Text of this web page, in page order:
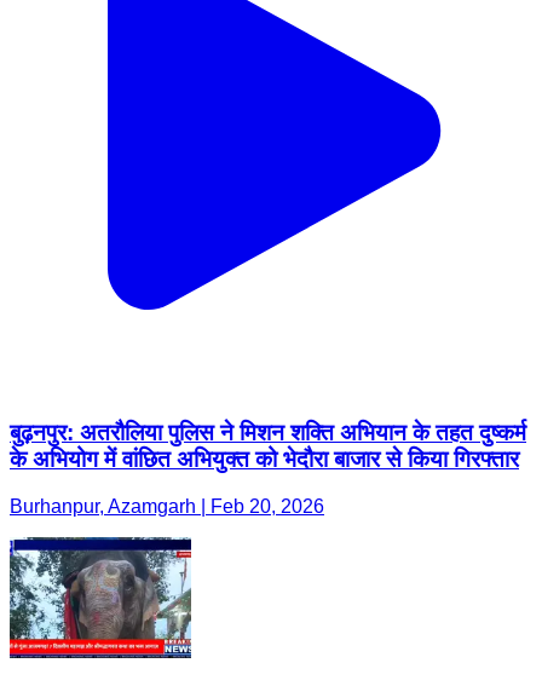
बुढ़नपुर: अतरौलिया पुलिस ने मिशन शक्ति अभियान के तहत दुष्कर्म
के अभियोग में वांछित अभियुक्त को भेदौरा बाजार से किया गिरफ्तार
Burhanpur, Azamgarh | Feb 20, 2026